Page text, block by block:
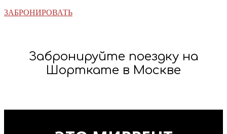
ЗАБРОНИРОВАТЬ
Забронируйте поездку на
Шорткате в Москве